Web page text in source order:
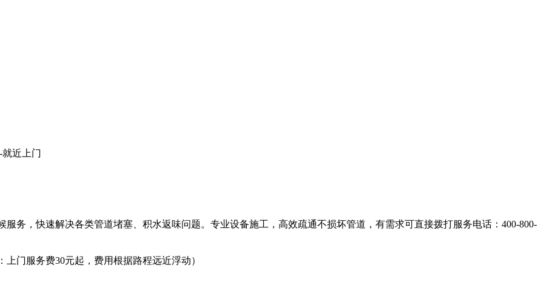
近上门
务，快速解决各类管道堵塞、积水返味问题。专业设备施工，高效疏通不损坏管道，有需求可直接拨打服务电话：400-800-
门服务费30元起，费用根据路程远近浮动）